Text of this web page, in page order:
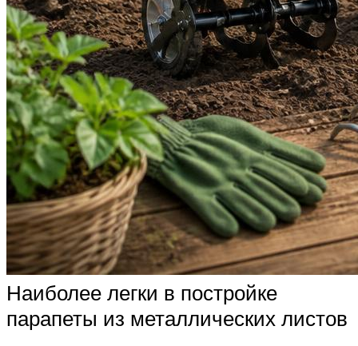
Наиболее легки в постройке
парапеты из металлических листов